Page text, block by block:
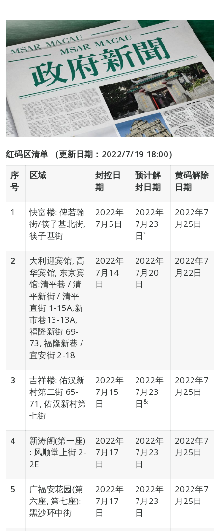
红码区清单 （更新日期：2022/7/19 18:00）
序
号
区域
封控日
期
预计解
封日期
黄码解除
日期
1
快富楼: 俾若翰
街/筷子基北街,
筷子基街
2022年
7月5日
2022年
7月23
日`
2022年7
月25日
2
大利迎宾馆, 高
华宾馆, 东京宾
馆:清平巷 / 清
平新街 / 清平
直街 1-15A,新
市巷13-13A,
福隆新街 69-
73, 福隆新巷 /
宜安街 2-18
2022年
7月14
日
2022年
7月20
日
2022年7
月22日
3
吉祥楼: 佑汉新
村第二街 65-
71, 佑汉新村第
七街
2022年
7月15
日
2022年
7月23
日 &
2022年7
月25日
4
新涛阁(第一座)
: 风顺堂上街 2-
2E
2022年
7月17
日
2022年
7月23
日
2022年7
月25日
5
广福安花园(第
六座, 第七座):
黑沙环中街
2022年
7月17
日
2022年
7月23
日
2022年7
月25日